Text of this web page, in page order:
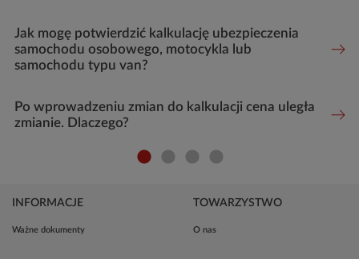
Jak mogę potwierdzić kalkulację ubezpieczenia
samochodu osobowego, motocykla lub
samochodu typu van?
Po wprowadzeniu zmian do kalkulacji cena uległa
zmianie. Dlaczego?
INFORMACJE
Ważne dokumenty
TOWARZYSTWO
O nas